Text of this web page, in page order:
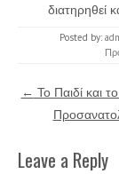
διατηρηθεί
Posted by:
Post navigation
← Το Παιδί και
Leave a Reply